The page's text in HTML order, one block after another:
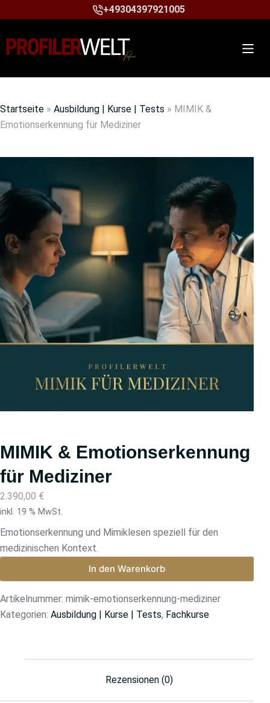
+49304397921005
Startseite » Ausbildung | Kurse | Tests » MIMIK &
Emotionserkennung für Mediziner
MIMIK & Emotionserkennung
für Mediziner
2.390,00 €
inkl. 19 % MwSt.
Emotionserkennung und Mimiklesen speziell für den
medizinischen Kontext.
In den Warenkorb
Artikelnummer: mimik-emotionserkennung-mediziner
Kategorien: Ausbildung | Kurse | Tests, Fachkurse
Rezensionen (0)